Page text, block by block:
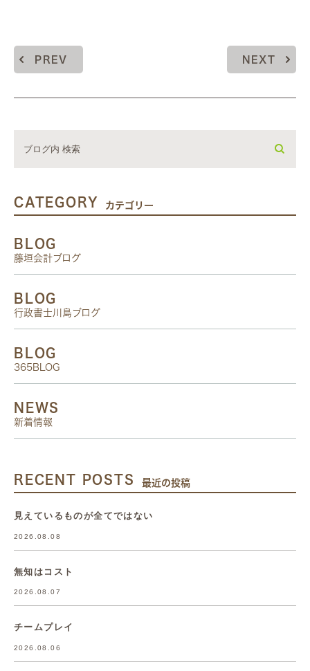
PREV NEXT
CATEGORY カテゴリー
BLOG
藤垣会計ブログ
BLOG
行政書士川島ブログ
BLOG
365BLOG
NEWS
新着情報
RECENT POSTS 最近の投稿
見えているものが全てではない
2026.08.08
無知はコスト
2026.08.07
チームプレイ
2026.08.06